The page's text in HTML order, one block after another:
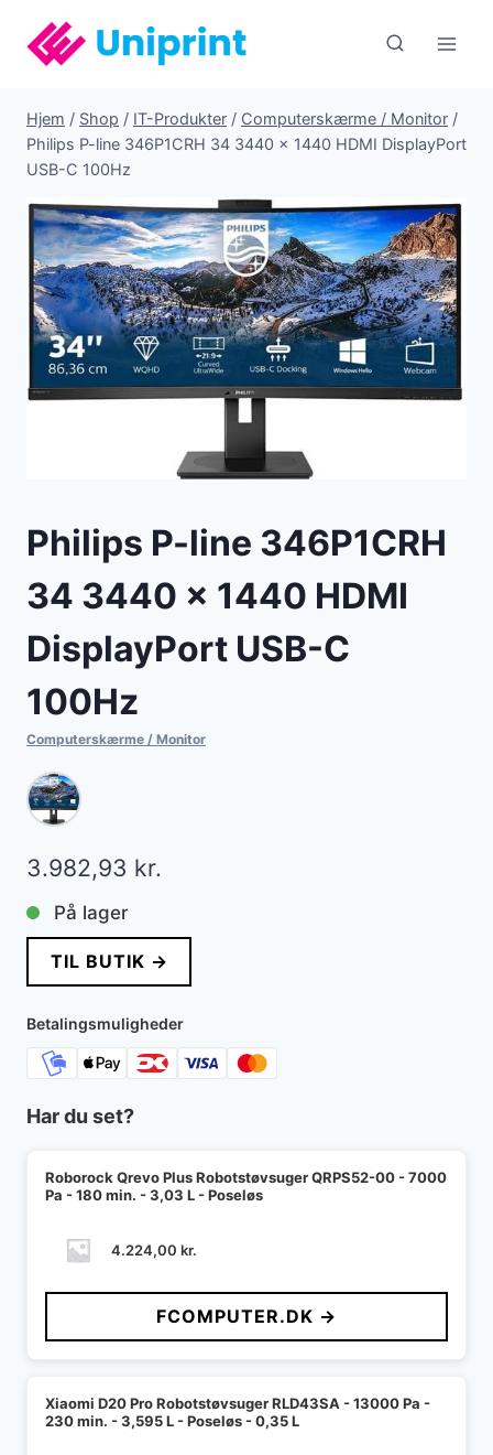
indhold
Hjem / Shop / IT-Produkter / Computerskærme / Monitor /
Philips P-line 346P1CRH 34 3440 x 1440 HDMI DisplayPort
USB-C 100Hz
Philips P-line 346P1CRH
34 3440 x 1440 HDMI
DisplayPort USB-C
100Hz
Computerskærme / Monitor
3.982,93 kr.
På lager
TIL BUTIK →
Betalingsmuligheder
Har du set?
Roborock Qrevo Plus Robotstøvsuger QRPS52-00 - 7000
Pa - 180 min. - 3,03 L - Poseløs
4.224,00 kr.
FCOMPUTER.DK →
Xiaomi D20 Pro Robotstøvsuger RLD43SA - 13000 Pa -
230 min. - 3,595 L - Poseløs - 0,35 L